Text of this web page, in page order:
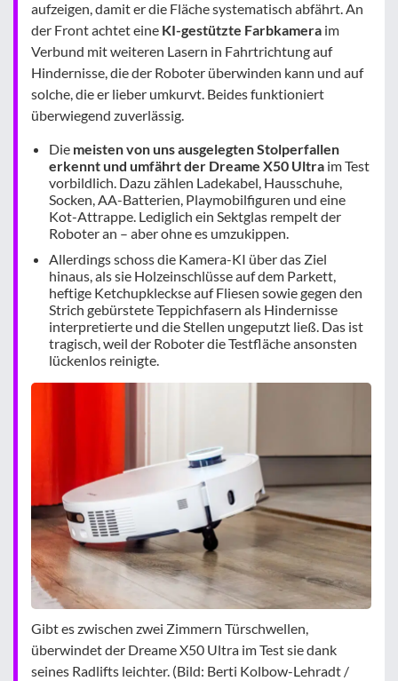
aufzeigen, damit er die Fläche systematisch abfährt. An
der Front achtet eine KI-gestützte Farbkamera im
Verbund mit weiteren Lasern in Fahrtrichtung auf
Hindernisse, die der Roboter überwinden kann und auf
solche, die er lieber umkurvt. Beides funktioniert
überwiegend zuverlässig.
Die meisten von uns ausgelegten Stolperfallen
erkennt und umfährt der Dreame X50 Ultra im Test
vorbildlich. Dazu zählen Ladekabel, Hausschuhe,
Socken, AA-Batterien, Playmobilfiguren und eine
Kot-Attrappe. Lediglich ein Sektglas rempelt der
Roboter an – aber ohne es umzukippen.
Allerdings schoss die Kamera-KI über das Ziel
hinaus, als sie Holzeinschlüsse auf dem Parkett,
heftige Ketchupkleckse auf Fliesen sowie gegen den
Strich gebürstete Teppichfasern als Hindernisse
interpretierte und die Stellen ungeputzt ließ. Das ist
tragisch, weil der Roboter die Testfläche ansonsten
lückenlos reinigte.
Gibt es zwischen zwei Zimmern Türschwellen,
überwindet der Dreame X50 Ultra im Test sie dank
seines Radlifts leichter. (Bild: Berti Kolbow-Lehradt /